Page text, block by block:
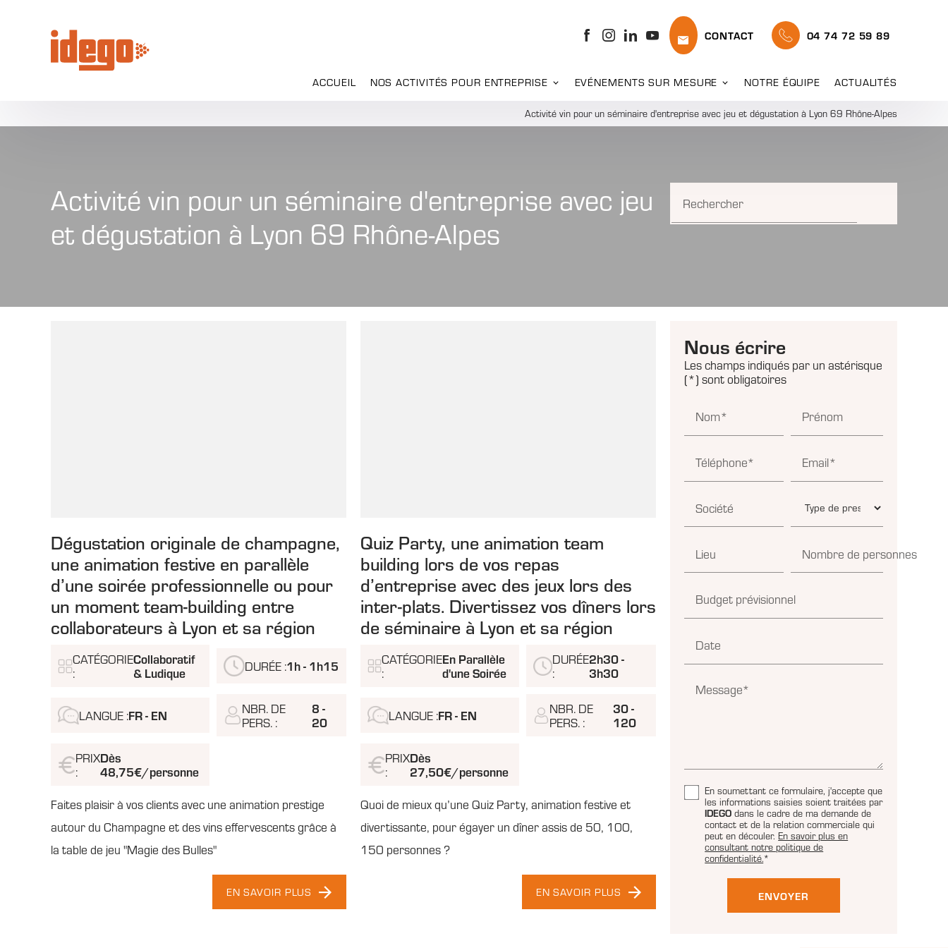
CONTACT 04 74 72 59 89
ACCUEIL NOS ACTIVITÉS POUR ENTREPRISE EVÉNEMENTS SUR MESURE NOTRE ÉQUIPE ACTUALITÉS
Activité vin pour un séminaire d'entreprise avec jeu et dégustation à Lyon 69 Rhône-Alpes
Activité vin pour un séminaire d'entreprise avec jeu
et dégustation à Lyon 69 Rhône-Alpes
Rechercher
Dégustation originale de champagne,
une animation festive en parallèle
d’une soirée professionnelle ou pour
un moment team-building entre
collaborateurs à Lyon et sa région
CATÉGORIE
:
Collaboratif
& Ludique
DURÉE :1h - 1h15
LANGUE :FR - EN
NBR. DE
PERS. :
8 -
20
PRIX
:
Dès
48,75€/personne
Faites plaisir à vos clients avec une animation prestige
autour du Champagne et des vins effervescents grâce à
la table de jeu "Magie des Bulles"
EN SAVOIR PLUS
Quiz Party, une animation team
building lors de vos repas
d’entreprise avec des jeux lors des
inter-plats. Divertissez vos dîners lors
de séminaire à Lyon et sa région
CATÉGORIE
:
En Parallèle
d'une Soirée
DURÉE
:
2h30 -
3h30
LANGUE :FR - EN
NBR. DE
PERS. :
30 -
120
PRIX
:
Dès
27,50€/personne
Quoi de mieux qu’une Quiz Party, animation festive et
divertissante, pour égayer un dîner assis de 50, 100,
150 personnes ?
EN SAVOIR PLUS
Nous écrire
Les champs indiqués par un astérisque
(*) sont obligatoires
Nom* Prénom
Téléphone* Email*
Société
Lieu Nombre de personnes
Budget prévisionnel
Date
Message*
En soumettant ce formulaire, j'accepte que
les informations saisies soient traitées par
IDEGO dans le cadre de ma demande de
contact et de la relation commerciale qui
peut en découler.En savoir plus en
consultant notre politique de
confidentialité.*